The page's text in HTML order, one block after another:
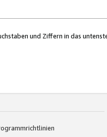
und Ziffern in das